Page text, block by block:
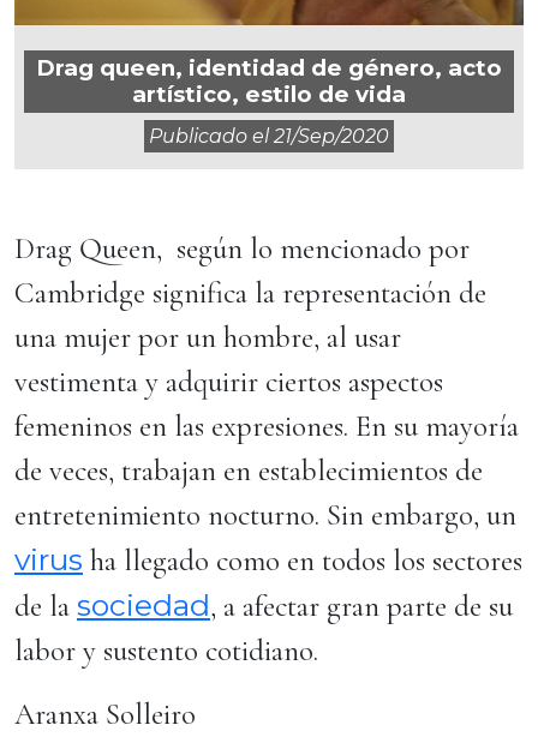
Drag queen, identidad de género, acto
artístico, estilo de vida
Publicado el21/sep/2020
Drag Queen, según lo mencionado por
Cambridge significa la representación de
una mujer por un hombre, al usar
vestimenta y adquirir ciertos aspectos
femeninos en las expresiones. En su mayoría
de veces, trabajan en establecimientos de
entretenimiento nocturno. Sin embargo, un
virus ha llegado como en todos los sectores
de la sociedad, a afectar gran parte de su
labor y sustento cotidiano.
Aranxa Solleiro